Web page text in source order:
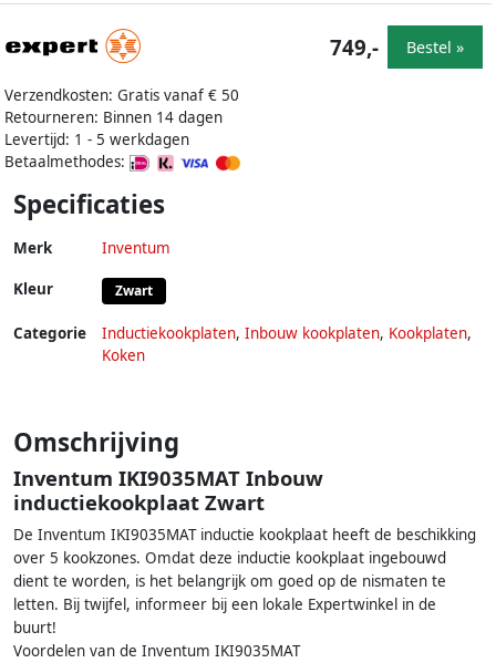
Verzendkosten: Gratis vanaf € 50
Retourneren: Binnen 14 dagen
Levertijd: 1 - 5 werkdagen
Betaalmethodes:
749,- Bestel »
Specificaties
Merk Inventum
Kleur Zwart
Categorie Inductiekookplaten, Inbouw kookplaten, Kookplaten,
Koken
Omschrijving
Inventum IKI9035MAT Inbouw
inductiekookplaat Zwart
De Inventum IKI9035MAT inductie kookplaat heeft de beschikking
over 5 kookzones. Omdat deze inductie kookplaat ingebouwd
dient te worden, is het belangrijk om goed op de nismaten te
letten. Bij twijfel, informeer bij een lokale Expertwinkel in de
buurt!
Voordelen van de Inventum IKI9035MAT